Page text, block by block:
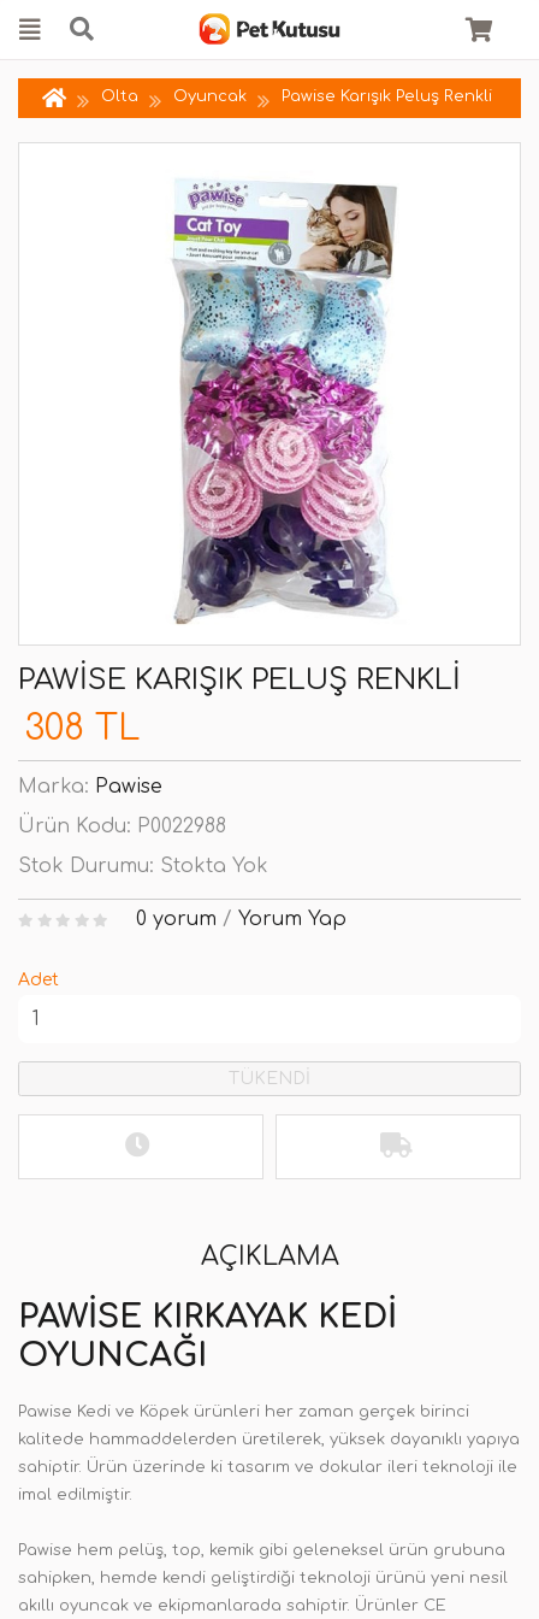
Olta Oyuncak Pawise Karışık Peluş Renkli
PAWISE KARIŞIK PELUŞ RENKLI
308 TL
Marka: Pawise
Ürün Kodu: P0022988
Stok Durumu: Stokta Yok
0 yorum / Yorum Yap
Adet
TÜKENDİ
AÇIKLAMA
PAWISE KIRKAYAK KEDI
OYUNCAĞI
Pawise Kedi ve Köpek ürünleri her zaman gerçek birinci
kalitede hammaddelerden üretilerek, yüksek dayanıklı yapıya
sahiptir. Ürün üzerinde ki tasarım ve dokular ileri teknoloji ile
imal edilmiştir.
Pawise hem pelüş, top, kemik gibi geleneksel ürün grubuna
sahipken, hemde kendi geliştirdiği teknoloji ürünü yeni nesil
akıllı oyuncak ve ekipmanlarada sahiptir. Ürünler CE